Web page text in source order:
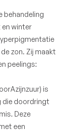
behandeling
en winter
zon. Zij maakt
peelings:
is
die doordringt
Deze
een